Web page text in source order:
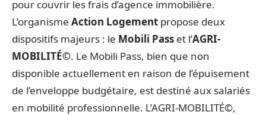
pour couvrir les frais d’agence immobilière.
L’organisme Action Logement propose deux
dispositifs majeurs : le Mobili Pass et l’AGRI-
MOBILITÉ©. Le Mobili Pass, bien que non
disponible actuellement en raison de l’épuisement
de l’enveloppe budgétaire, est destiné aux salariés
en mobilité professionnelle. L’AGRI-MOBILITÉ©,